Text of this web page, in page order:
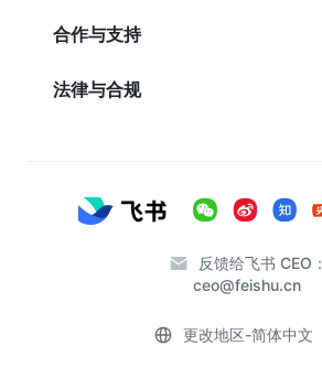
合作与支持
法律与合规
反馈给飞书 CEO：
ceo@feishu.cn
更改地区-简体中文